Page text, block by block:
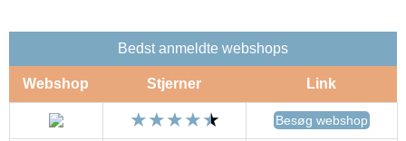
Bedst anmeldte webshops
Webshop Stjerner Link
Besøg webshop